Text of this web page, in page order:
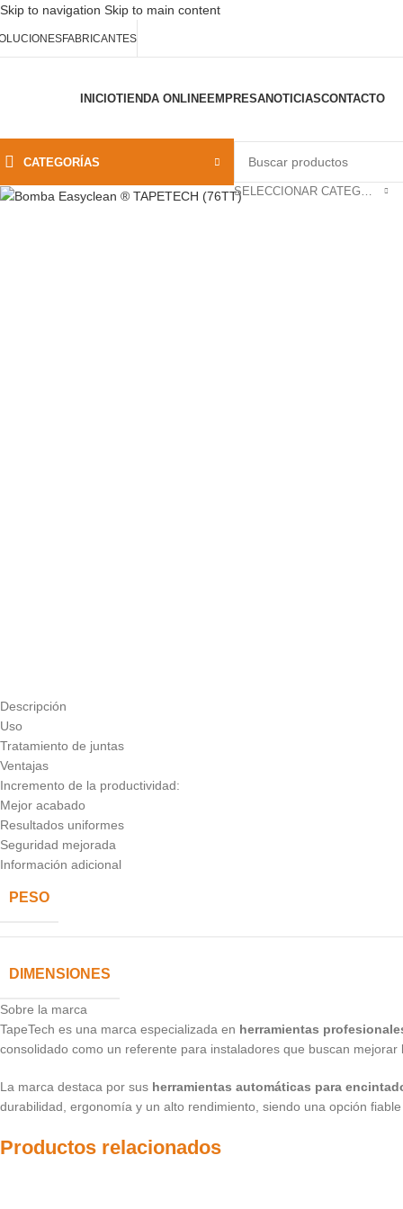
Skip to navigation Skip to main content
FABRICANTES
INICIOTIENDA ONLINEEMPRESANOTICIASCONTACTO
CATEGORÍAS
SELECCIONAR CATEGORÍA
-35%
Descripción
Uso
Tratamiento de juntas
Ventajas
Incremento de la productividad:
Mejor acabado
Resultados uniformes
Seguridad mejorada
Información adicional
PESO
DIMENSIONES
Sobre la marca
TapeTech es una marca especializada en herramientas
consolidado como un referente para instaladores que buscan
La marca destaca por sus herramientas automáticas para
durabilidad, ergonomía y un alto rendimiento, siendo una opción
Productos relacionados